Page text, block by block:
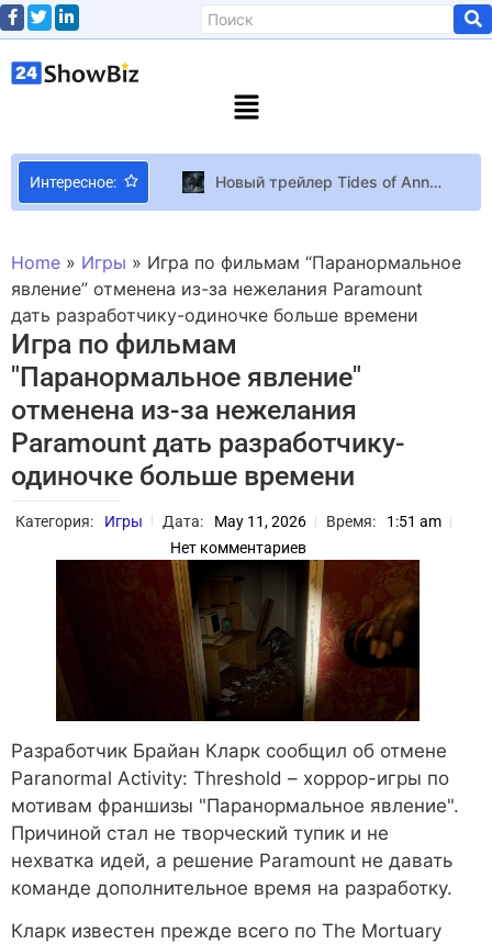
Интересное:
Новый трейлер Tides of Annihilation посвятили техническим аспектам игры
Самые красивые звезды еврейского происхождения
Home » Игры » Игра по фильмам “Паранормальное
явление” отменена из-за нежелания Paramount
дать разработчику-одиночке больше времени
Игра по фильмам
"Паранормальное явление"
отменена из-за нежелания
Paramount дать разработчику-
одиночке больше времени
Категория: Игры Дата: May 11, 2026 Время:
1:51 am
Нет комментариев
Разработчик Брайан Кларк сообщил об отмене
Paranormal Activity: Threshold – хоррор-игры по
мотивам франшизы "Паранормальное явление".
Причиной стал не творческий тупик и не
нехватка идей, а решение Paramount не давать
команде дополнительное время на разработку.
Кларк известен прежде всего по The Mortuary